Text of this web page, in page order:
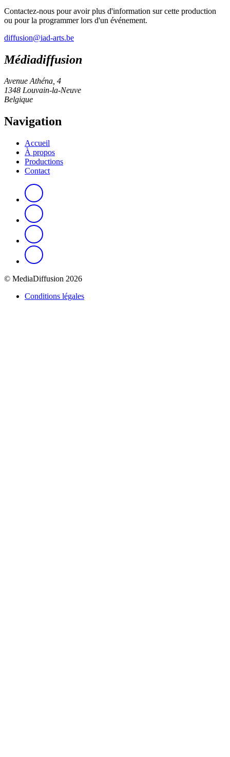
Contactez-nous pour avoir plus d'information sur cette production
ou pour la programmer lors d'un événement.
diffusion@iad-arts.be
Médiadiffusion
Avenue Athéna, 4
1348 Louvain-la-Neuve
Belgique
Navigation
Accueil
À propos
Productions
Contact
© MediaDiffusion 2026
Conditions légales